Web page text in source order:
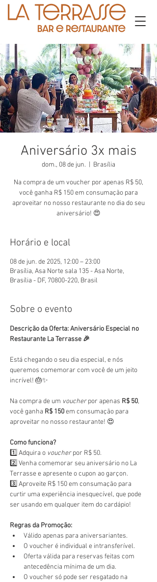
Aniversário 3x mais
dom., 08 de jun. Brasília
Na compra de um voucher por apenas R$ 50,
você ganha R$ 150 em consumação para
aproveitar no nosso restaurante no dia do seu
aniversário! 😍
Horário e local
08 de jun. de 2025, 12:00 – 23:00
Brasília, Asa Norte sala 135 - Asa Norte,
Brasília - DF, 70800-220, Brasil
Sobre o evento
Descrição da Oferta: Aniversário Especial no
Restaurante La Terrasse 🎉
Está chegando o seu dia especial, e nós
queremos comemorar com você de um jeito
incrível! 🎂✨
Na compra de um voucher por apenas R$ 50,
você ganha R$ 150 em consumação para
aproveitar no nosso restaurante! 😍
Como funciona?
1️⃣ Adquira o voucher por R$ 50.
2️⃣ Venha comemorar seu aniversário no La
Terrasse e apresente o cupon ao garçon.
3️⃣ Aproveite R$ 150 em consumação para
curtir uma experiência inesquecível, que pode
ser usando em qualquer item do cardápio!
Regras da Promoção:
Válido apenas para aniversariantes.
O voucher é individual e intransferível.
Oferta válida para reservas feitas com
antecedência mínima de um dia.
O voucher só pode ser resgatado na